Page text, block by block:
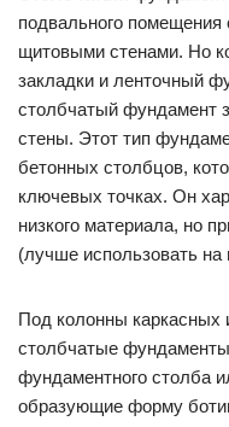
подвального
щитовыми стенами. Но
закладки и ленточный
столбчатый фундамент
стены. Этот тип
бетонных столбцов,
ключевых точках. Он
низкого материала, но
(лучше использовать на
Под колонны каркасных
столбчатые
фундаментного столба
образующие форму